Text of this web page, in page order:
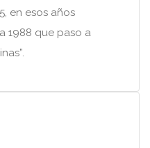
en esos años
1988 que paso a